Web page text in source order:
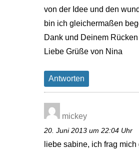
von der Idee und den
bin ich gleichermaßen
Dank und Deinem
Liebe Grüße von Nina
Antworten
mickey
20. Juni 2013 um 22:04 Uhr
liebe sabine, ich frag